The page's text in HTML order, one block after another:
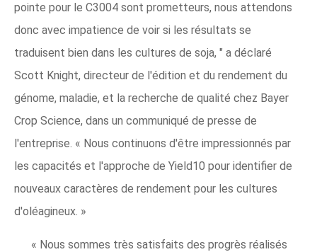
pointe pour le C3004 sont prometteurs, nous attendons
donc avec impatience de voir si les résultats se
traduisent bien dans les cultures de soja, " a déclaré
Scott Knight, directeur de l'édition et du rendement du
génome, maladie, et la recherche de qualité chez Bayer
Crop Science, dans un communiqué de presse de
l'entreprise. « Nous continuons d'être impressionnés par
les capacités et l'approche de Yield10 pour identifier de
nouveaux caractères de rendement pour les cultures
d'oléagineux. »
« Nous sommes très satisfaits des progrès réalisés